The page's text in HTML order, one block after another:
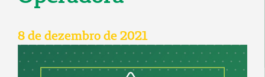
8 de dezembro de 2021